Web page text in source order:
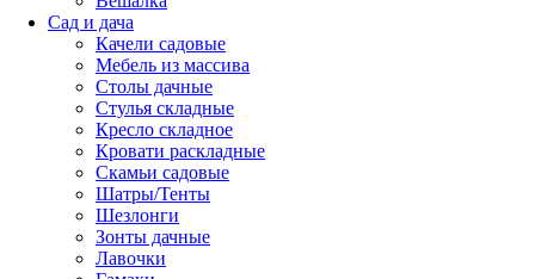
Сад и дача
Качели садовые
Мебель из массива
Столы дачные
Стулья складные
Кресло складное
Кровати раскладные
Скамьи садовые
Шатры/Тенты
Шезлонги
Зонты дачные
Лавочки